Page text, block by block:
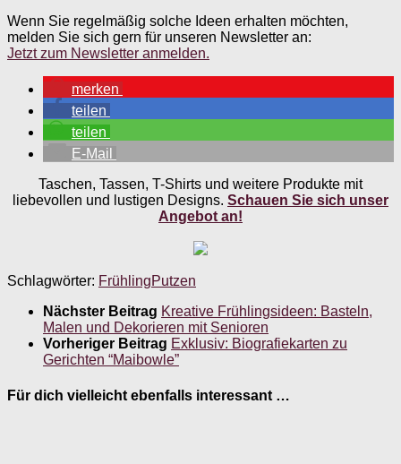
Wenn Sie regelmäßig solche Ideen erhalten möchten,
melden Sie sich gern für unseren Newsletter an:
Jetzt zum Newsletter anmelden.
merken
teilen
teilen
E-Mail
Taschen, Tassen, T-Shirts und weitere Produkte mit
liebevollen und lustigen Designs. Schauen Sie sich unser
Angebot an!
Schlagwörter: FrühlingPutzen
Nächster Beitrag Kreative Frühlingsideen: Basteln,
Malen und Dekorieren mit Senioren
Vorheriger Beitrag Exklusiv: Biografiekarten zu
Gerichten “Maibowle”
Für dich vielleicht ebenfalls interessant …